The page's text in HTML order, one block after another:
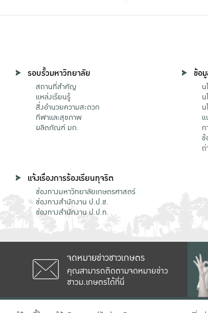
รอบรั้วมหาวิทยาลัย
สถานที่สำคัญ
แหล่งเรียนรู้
สิ่งอำนวยความสะดวก
กีฬาและสุขภาพ
ผลิตภัณฑ์ มก.
ข้อ
ก
แจ้งเรื่องการร้องเรียนทุจริต
ช่องทางมหาวิทยาลัยเกษตรศาสตร์
ช่องทางสำนักงาน ป.ป.ช.
ช่องทางสำนักงาน ป.ป.ท.
จดหมายข่าวชาวเกษตร
คุณสามารถติดตามจดหมายข่าว
ชาวม.เกษตรได้ที่นี่